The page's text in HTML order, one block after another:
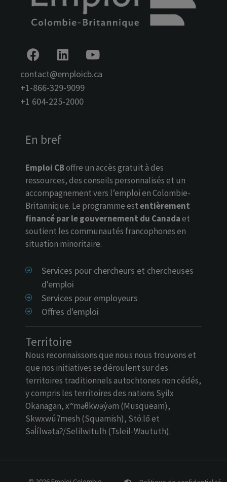
contact@emploicb.ca
+1-866-329-9099
+1 604-225-2000
En bref
Emploi CBoffre un accès gratuit à des
ressources, des conseils personnalisés et un
accompagnement vers l’emploi en Colombie-
Britannique. Le programme estentièrement
financé par le gouvernement du Canadaet
soutient les communautés francophones en
situation minoritaire.
Services pour chercheurs et chercheuses
d'emploi
Services pour employeurs
Offres d'emploi
Territoire
Nous reconnaissons que nous nous trouvons et
que nos initiatives se déroulent sur des
territoires traditionnels autochtones non cédés,
y compris les territoires des nations Syilx
Okanagan, xʷməθkwəy̓əm (Musqueam),
Skwxwú7mesh (Squamish), Stó:lō et
Səl̓ílwətaʔ/Selilwitulh (Tsleil-Waututh).